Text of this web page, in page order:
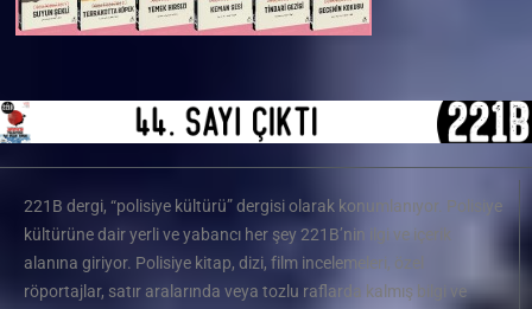
221B dergi, “polisiye kültürü” dergisi olarak konumlanıyor. Polisiye
kültürüne dair yerli ve yabancı her şey 221B’nin ilgi ve içerik
alanına giriyor. Polisiye kitap, dizi, film incelemeleri, özel
röportajlar, satır aralarında veya tozlu raflarda kalmış bilgi ve